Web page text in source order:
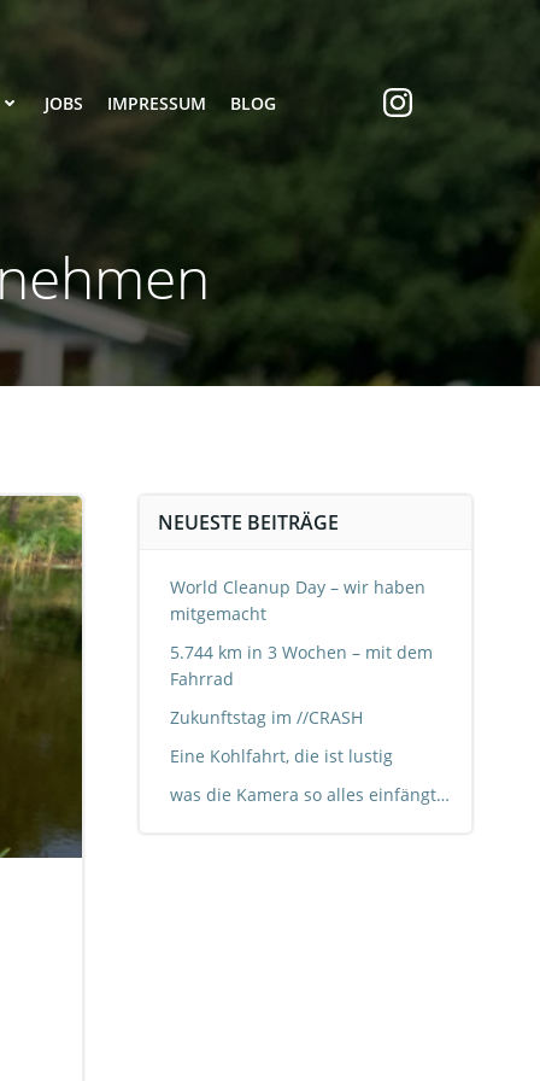
JOBS IMPRESSUM BLOG
NEUESTE BEITRÄGE
World Cleanup Day – wir haben
mitgemacht
5.744 km in 3 Wochen – mit dem
Fahrrad
Zukunftstag im //CRASH
Eine Kohlfahrt, die ist lustig
was die Kamera so alles einfängt…